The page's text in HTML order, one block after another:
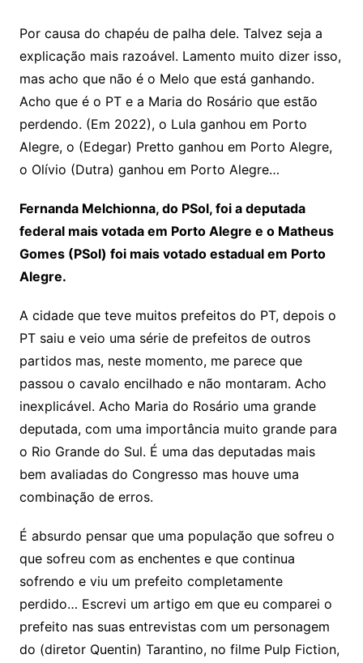
Por causa do chapéu de palha dele. Talvez seja a
explicação mais razoável. Lamento muito dizer isso,
mas acho que não é o Melo que está ganhando.
Acho que é o PT e a Maria do Rosário que estão
perdendo. (Em 2022), o Lula ganhou em Porto
Alegre, o (Edegar) Pretto ganhou em Porto Alegre,
o Olívio (Dutra) ganhou em Porto Alegre…
Fernanda Melchionna, do PSol, foi a deputada
federal mais votada em Porto Alegre e o Matheus
Gomes (PSol) foi mais votado estadual em Porto
Alegre.
A cidade que teve muitos prefeitos do PT, depois o
PT saiu e veio uma série de prefeitos de outros
partidos mas, neste momento, me parece que
passou o cavalo encilhado e não montaram. Acho
inexplicável. Acho Maria do Rosário uma grande
deputada, com uma importância muito grande para
o Rio Grande do Sul. É uma das deputadas mais
bem avaliadas do Congresso mas houve uma
combinação de erros.
É absurdo pensar que uma população que sofreu o
que sofreu com as enchentes e que continua
sofrendo e viu um prefeito completamente
perdido… Escrevi um artigo em que eu comparei o
prefeito nas suas entrevistas com um personagem
do (diretor Quentin) Tarantino, no filme Pulp Fiction,